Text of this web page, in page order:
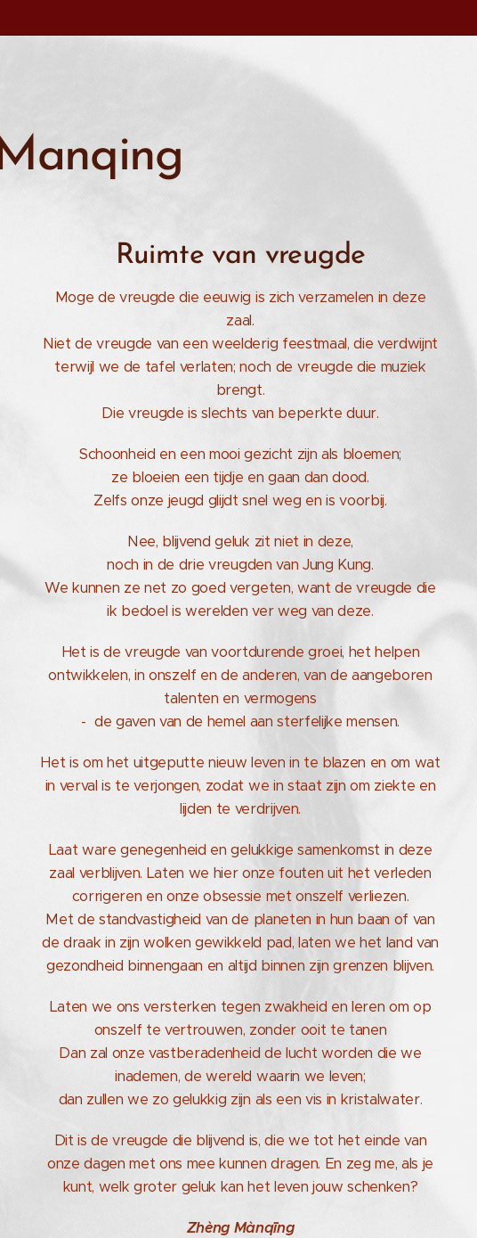
Ruimte van vreugde
Moge de vreugde die eeuwig is zich verzamelen in deze
zaal.
Niet de vreugde van een weelderig feestmaal, die verdwijnt
terwijl we de tafel verlaten; noch de vreugde die muziek
brengt.
Die vreugde is slechts van beperkte duur.
Schoonheid en een mooi gezicht zijn als bloemen;
ze bloeien een tijdje en gaan dan dood.
Zelfs onze jeugd glijdt snel weg en is voorbij.
Nee, blijvend geluk zit niet in deze,
noch in de drie vreugden van Jung Kung.
We kunnen ze net zo goed vergeten, want de vreugde die
ik bedoel is werelden ver weg van deze.
Het is de vreugde van voortdurende groei, het helpen
ontwikkelen, in onszelf en de anderen, van de aangeboren
talenten en vermogens
- de gaven van de hemel aan sterfelijke mensen.
Het is om het uitgeputte nieuw leven in te blazen en om wat
in verval is te verjongen, zodat we in staat zijn om ziekte en
lijden te verdrijven.
Laat ware genegenheid en gelukkige samenkomst in deze
zaal verblijven. Laten we hier onze fouten uit het verleden
corrigeren en onze obsessie met onszelf verliezen.
Met de standvastigheid van de planeten in hun baan of van
de draak in zijn wolken gewikkeld pad, laten we het land van
gezondheid binnengaan en altijd binnen zijn grenzen blijven.
Laten we ons versterken tegen zwakheid en leren om op
onszelf te vertrouwen, zonder ooit te tanen
Dan zal onze vastberadenheid de lucht worden die we
inademen, de wereld waarin we leven;
dan zullen we zo gelukkig zijn als een vis in kristalwater.
Dit is de vreugde die blijvend is, die we tot het einde van
onze dagen met ons mee kunnen dragen. En zeg me, als je
kunt, welk groter geluk kan het leven jouw schenken?
Zhèng Mànqīng